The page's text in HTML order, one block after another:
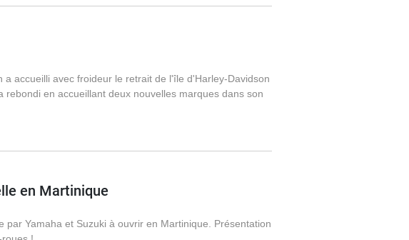
accueilli avec froideur le retrait de l'île d'Harley-Davidson
en accueillant deux nouvelles marques dans son
en Martinique
Yamaha et Suzuki à ouvrir en Martinique. Présentation